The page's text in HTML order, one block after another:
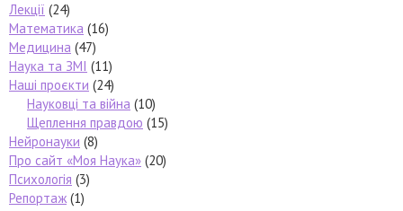
Лекції (24)
Математика (16)
Медицина (47)
Наука та ЗМІ (11)
Наші проєкти (24)
Науковці та війна (10)
Щеплення правдою (15)
Нейронауки (8)
Про сайт «Моя Наука» (20)
Психологія (3)
Репортаж(1)